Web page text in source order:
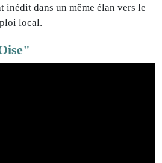
inédit dans un même élan vers le
local.